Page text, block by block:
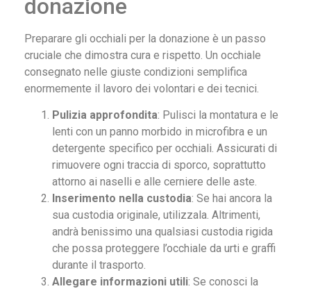
donazione
Preparare gli occhiali per la donazione è un passo
cruciale che dimostra cura e rispetto. Un occhiale
consegnato nelle giuste condizioni semplifica
enormemente il lavoro dei volontari e dei tecnici.
Pulizia approfondita: Pulisci la montatura e le
lenti con un panno morbido in microfibra e un
detergente specifico per occhiali. Assicurati di
rimuovere ogni traccia di sporco, soprattutto
attorno ai naselli e alle cerniere delle aste.
Inserimento nella custodia: Se hai ancora la
sua custodia originale, utilizzala. Altrimenti,
andrà benissimo una qualsiasi custodia rigida
che possa proteggere l’occhiale da urti e graffi
durante il trasporto.
Allegare informazioni utili: Se conosci la